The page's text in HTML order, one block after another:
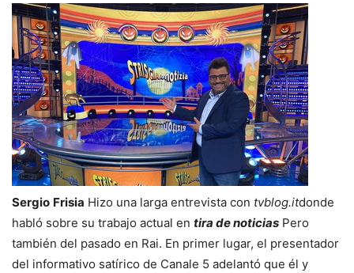
Sergio Frisia Hizo una larga entrevista con tvblog.itdonde
habló sobre su trabajo actual en tira de noticias Pero
también del pasado en Rai. En primer lugar, el presentador
del informativo satírico de Canale 5 adelantó que él y